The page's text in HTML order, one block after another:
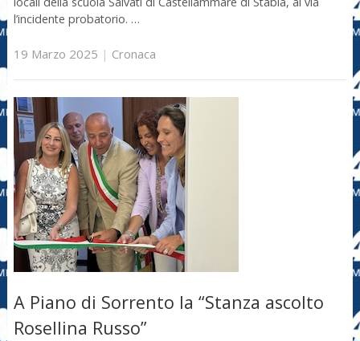
l’incidente probatorio. …
19 Marzo 2025 | Cronaca
A Piano di Sorrento la “Stanza ascolto
Rosellina Russo”